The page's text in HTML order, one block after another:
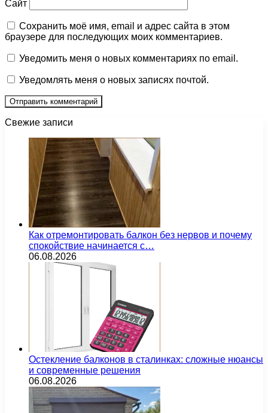
Сайт
Сохранить моё имя, email и адрес сайта в этом
браузере для последующих моих комментариев.
Уведомить меня о новых комментариях по email.
Уведомлять меня о новых записях почтой.
Свежие записи
Как отремонтировать балкон без нервов и почему
спокойствие начинается с…
06.08.2026
Остекление балконов в сталинках: сложные нюансы
и современные решения
06.08.2026